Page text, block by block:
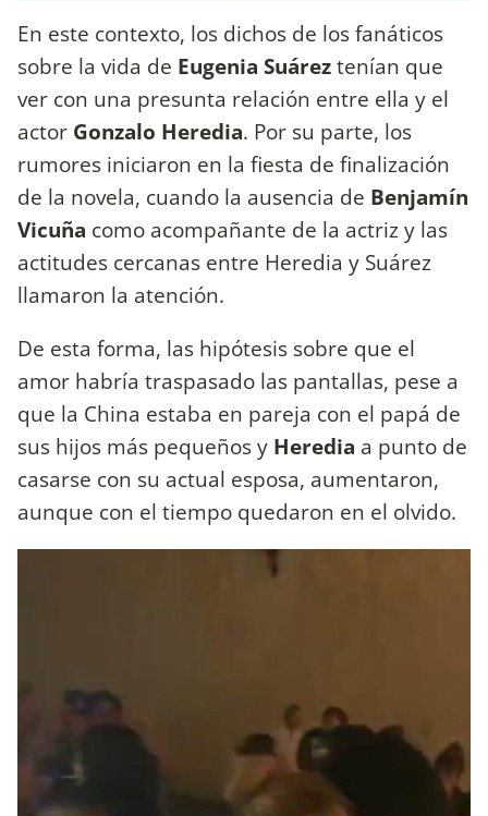
En este contexto, los dichos de los fanáticos
sobre la vida de Eugenia Suáreztenían que
ver con una presunta relación entre ella y el
actor Gonzalo Heredia. Por su parte, los
rumores iniciaron en la fiesta de finalización
de la novela, cuando la ausencia de Benjamín
Vicuña como acompañante de la actriz y las
actitudes cercanas entre Heredia y Suárez
llamaron la atención.
De esta forma, las hipótesis sobre que el
amor habría traspasado las pantallas, pese a
que la China estaba en pareja con el papá de
sus hijos más pequeños y Heredia a punto de
casarse con su actual esposa, aumentaron,
aunque con el tiempo quedaron en el olvido.